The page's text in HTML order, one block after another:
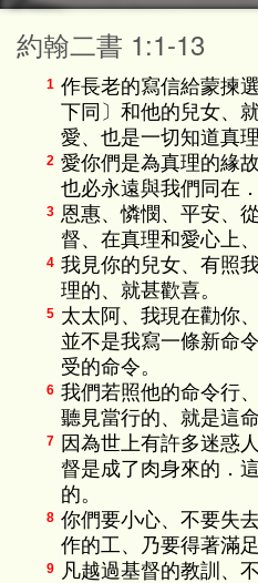
約翰二書 1:1-13
1 作長老的寫信給蒙揀
下同〕和他的兒女、
愛、也是一切知道真
2 愛你們是為真理的緣
也必永遠與我們同在．
3 恩惠、憐憫、平安、
督、在真理和愛心上
4 我見你的兒女、有照
理的、就甚歡喜。
5 太太阿、我現在勸你
並不是我寫一條新命
受的命令。
6 我們若照他的命令行
聽見當行的、就是這命
7
因為世上有許多迷惑
督是成了肉身來的．
的。
8 你們要小心、不要失
作的工、乃要得著滿足
9 凡越過基督的教訓、